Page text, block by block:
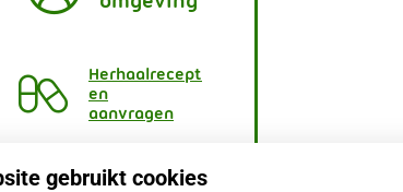
Herhaalrecept
en
aanvragen
stellen
gebruikt cookies